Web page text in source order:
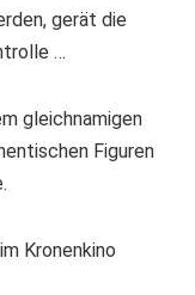
gerät die
…
gleichnamigen
Figuren
Kronenkino